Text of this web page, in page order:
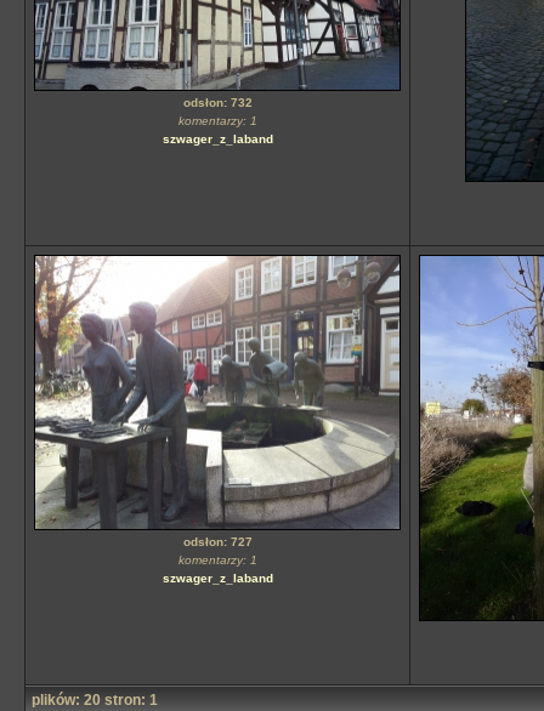
odsłon: 732
komentarzy: 1
szwager_z_laband
odsłon: 727
komentarzy: 1
szwager_z_laband
plików: 20 stron: 1